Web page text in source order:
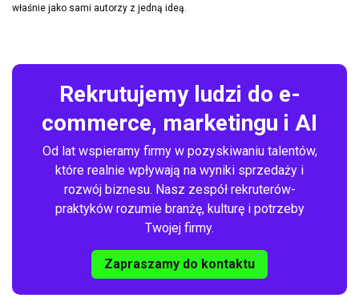
właśnie jako sami autorzy z jedną ideą.
Rekrutujemy ludzi do e-
commerce, marketingu i AI
Od lat wspieramy firmy w pozyskiwaniu talentów,
które realnie wpływają na wyniki sprzedaży i
rozwój biznesu. Nasz zespół rekruterów-
praktyków rozumie branżę, kulturę i potrzeby
Twojej firmy.
Zapraszamy do kontaktu